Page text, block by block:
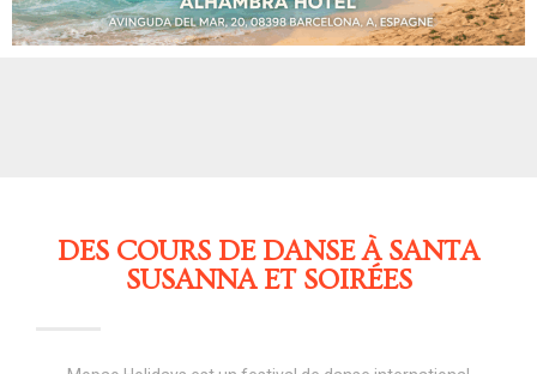
DES COURS DE DANSE À SANTA
SUSANNA ET SOIRÉES